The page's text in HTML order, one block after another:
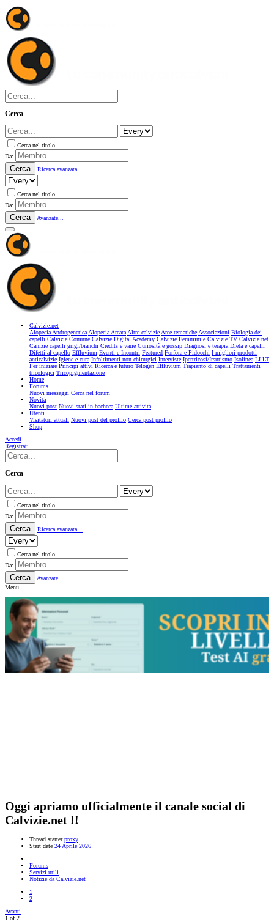
Cerca
Cerca nel titolo
Da:
Cerca Ricerca avanzata...
Cerca nel titolo
Da:
Cerca Avanzate...
Calvizie.net
Alopecia AndrogeneticaAlopecia AreataAltre calvizieAree tematicheAssociazioni Biologia dei
capelli Calvizie Comune Calvizie Digital Academy Calvizie Femminile Calvizie TV Calvizie.net
Canizie capelli grigi/bianchi Credits e varie Curiosità e gossip Diagnosi e terapia Dieta e capelli
Difetti al capello Effluvium Eventi e Incontri Featured Forfora e Pidocchi I migliori prodotti
anticalvizie Igiene e cura Infoltimenti non chirurgici Interviste Ipertricosi/Irsutismo Isolinea LLLT
Per iniziare Principi attivi Ricerca e futuro Telogen Effluvium Trapianto di capelli Trattamenti
tricologici Tricopigmentazione
Home
Forums
Nuovi messaggi Cerca nel forum
Novità
Nuovi post Nuovi stati in bacheca Ultime attività
Utenti
Visitatori attuali Nuovi post del profilo Cerca post profilo
Shop
Accedi
Registrati
Cerca
Cerca nel titolo
Da:
Cerca Ricerca avanzata...
Cerca nel titolo
Da:
Cerca
Avanzate...
Menu
Oggi apriamo ufficialmente il canale social di
Calvizie.net !!
Thread starter proxy
Start date 24 Aprile 2026
Forums
Servizi utili
Notizie da Calvizie.net
1
2
Avanti
1 of 2